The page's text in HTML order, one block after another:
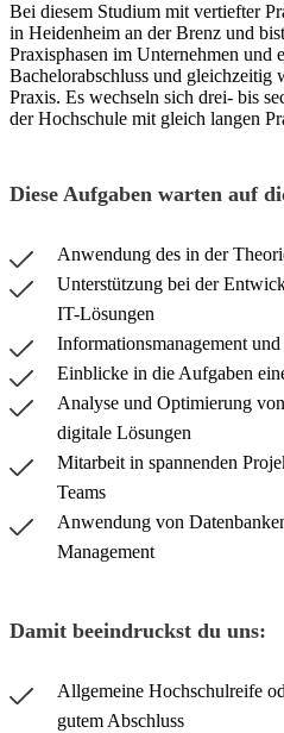
Bei diesem Studium mit vertiefter
in Heidenheim an der Brenz und
Praxisphasen im Unternehmen und
Bachelorabschluss und
Praxis. Es wechseln sich drei- bis
der Hochschule mit gleich langen
Diese Aufgaben warten auf
Anwendung des in der
Unterstützung bei der
IT-Lösungen
Informationsmanagement und
Einblicke in die Aufgaben
Analyse und Optimierung
digitale Lösungen
Mitarbeit in spannenden
Teams
Anwendung von
Management
Damit beeindruckst du uns:
Allgemeine Hochschulreife
gutem Abschluss